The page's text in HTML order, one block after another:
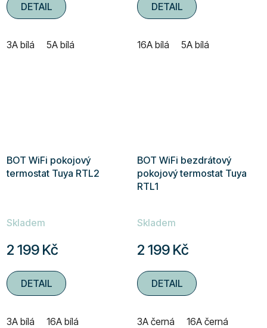
DETAIL
3A bílá 5A bílá
DETAIL
16A bílá 5A bílá
BOT WiFi pokojový
termostat Tuya RTL2
Skladem
2 199 Kč
DETAIL
3A bílá 16A bílá
BOT WiFi bezdrátový
pokojový termostat Tuya
RTL1
Skladem
2 199 Kč
DETAIL
3A černá 16A černá